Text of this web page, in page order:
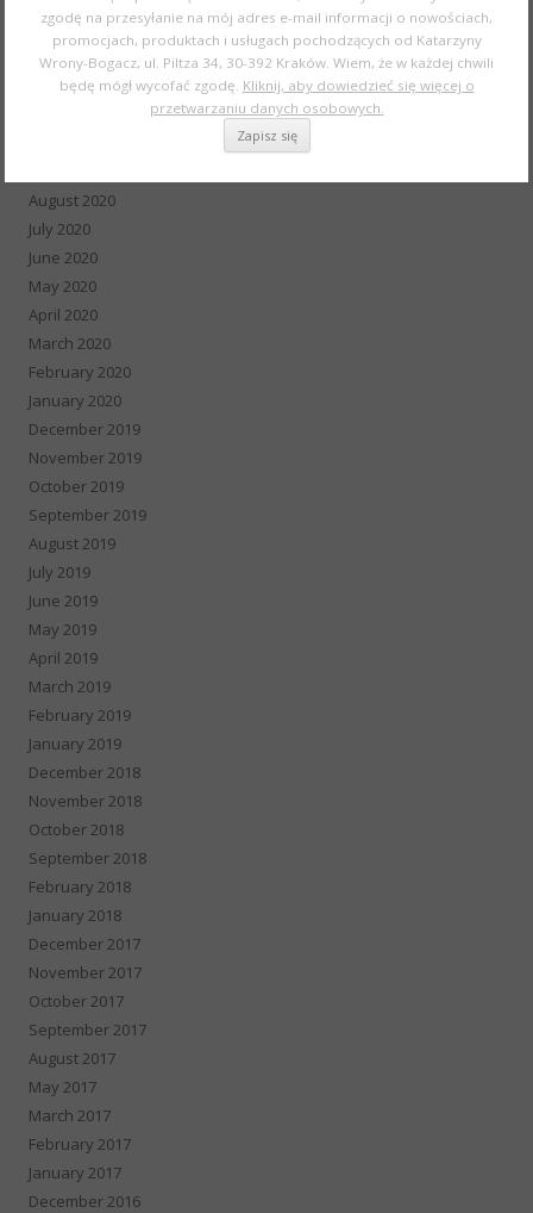
February 2021
January 2021
December 2020
August 2020
July 2020
June 2020
May 2020
April 2020
March 2020
February 2020
January 2020
December 2019
November 2019
October 2019
September 2019
August 2019
July 2019
June 2019
May 2019
April 2019
March 2019
February 2019
January 2019
December 2018
November 2018
October 2018
September 2018
February 2018
January 2018
December 2017
November 2017
October 2017
September 2017
August 2017
May 2017
March 2017
February 2017
January 2017
December 2016
zgodę na przesyłanie na mój adres e-mail informacji o nowościach,
promocjach, produktach i usługach pochodzących od Katarzyny
Wrony-Bogacz, ul. Piltza 34, 30-392 Kraków. Wiem, że w każdej chwili
będę mógł wycofać zgodę. Kliknij, aby dowiedzieć się więcej o
przetwarzaniu danych osobowych.